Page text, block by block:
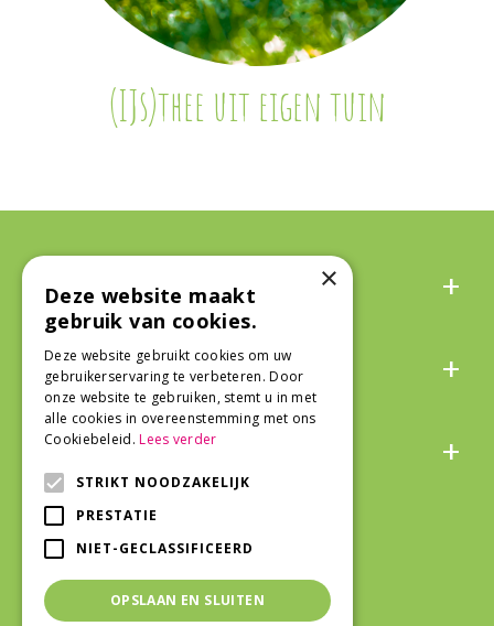
(IJs)thee uit eigen tuin
Algemeen
Over ons
Snel naar
Veilig winkelen
×
Deze website maakt
gebruik van cookies.
Deze website gebruikt cookies om uw
gebruikerservaring te verbeteren. Door
onze website te gebruiken, stemt u in met
alle cookies in overeenstemming met ons
Cookiebeleid.Lees verder
STRIKT NOODZAKELIJK
PRESTATIE
NIET-GECLASSIFICEERD
OPSLAAN EN SLUITEN